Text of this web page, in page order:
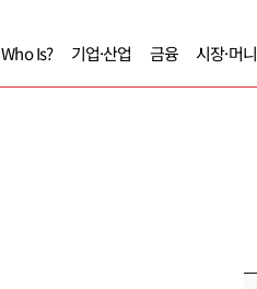
Who Is? 기업·산업 금융 시장·머니